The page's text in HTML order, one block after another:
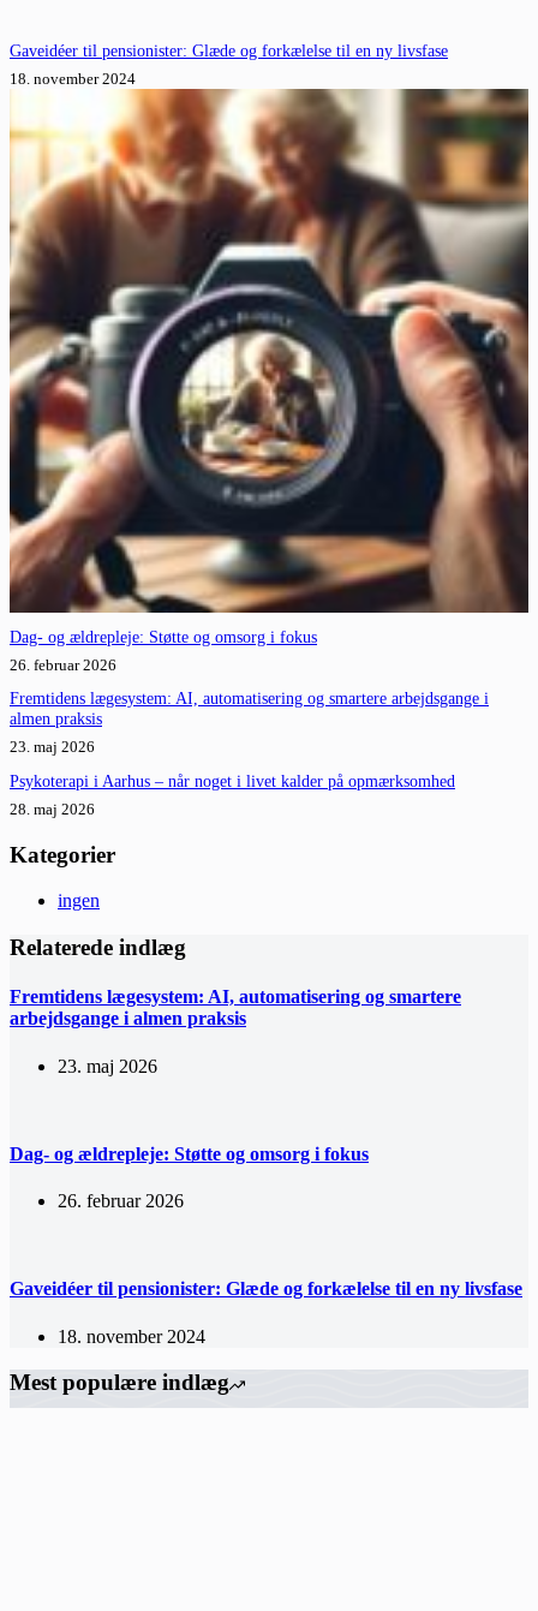
Gaveidéer til pensionister: Glæde og forkælelse til en ny livsfase
18. november 2024
Dag- og ældrepleje: Støtte og omsorg i fokus
26. februar 2026
Fremtidens lægesystem: AI, automatisering og smartere arbejdsgange i
almen praksis
23. maj 2026
Psykoterapi i Aarhus – når noget i livet kalder på opmærksomhed
28. maj 2026
Kategorier
ingen
Relaterede indlæg
Fremtidens lægesystem: AI, automatisering og smartere
arbejdsgange i almen praksis
23. maj 2026
Dag- og ældrepleje: Støtte og omsorg i fokus
26. februar 2026
Gaveidéer til pensionister: Glæde og forkælelse til en ny livsfase
18. november 2024
Mest populære indlæg